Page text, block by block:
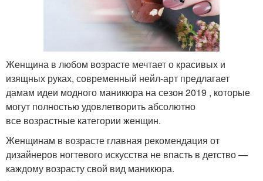
Женщина в любом возрасте мечтает о красивых и
изящных руках, современный нейл-арт предлагает
дамам идеи модного маникюра на сезон 2019 , которые
могут полностью удовлетворить абсолютно
все возрастные категории женщин.
Женщинам в возрасте главная рекомендация от
дизайнеров ногтевого искусства не впасть в детство —
каждому возрасту свой вид маникюра.